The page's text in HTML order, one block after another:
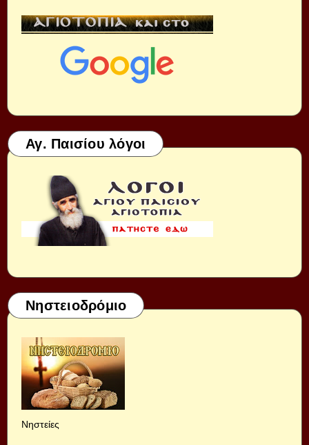
Αγ. Παισίου λόγοι
Νηστειοδρόμιο
Νηστείες